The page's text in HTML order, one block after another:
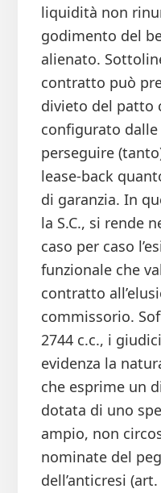
liquidità non
godimento del
alienato.
contratto può
divieto del patto
configurato
perseguire
lease-back
di garanzia. In
la S.C., si rende
caso per caso
funzionale che
contratto
commissorio.
2744 c.c., i
evidenza la
che esprime un
dotata di uno
ampio, non
nominate del
dell’anticresi